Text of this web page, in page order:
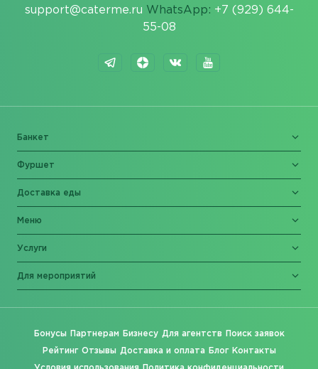
support@caterme.ru WhatsApp: +7 (929) 644-
55-08
Банкет
Фуршет
Доставка еды
Меню
Услуги
Для мероприятий
Бонусы Партнерам Бизнесу Для агентств Поиск заявок
Рейтинг Отзывы Доставка и оплата Блог Контакты